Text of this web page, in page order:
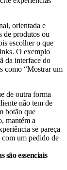
orientada e
de produtos ou
escolher o que
O exemplo
da interface do
como “Mostrar um
de outra forma
não tem de
botão que
mantém a
se pareça
um pedido de
são essenciais